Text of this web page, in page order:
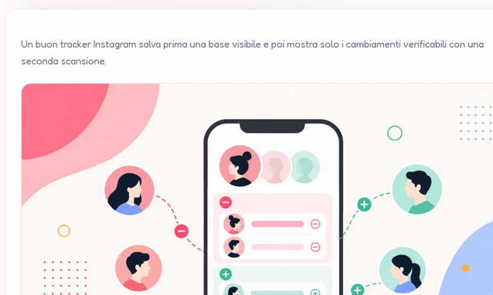
Un buon tracker Instagram salva prima una base visibile e poi mostra solo i cambiamenti verificabili con una
seconda scansione.